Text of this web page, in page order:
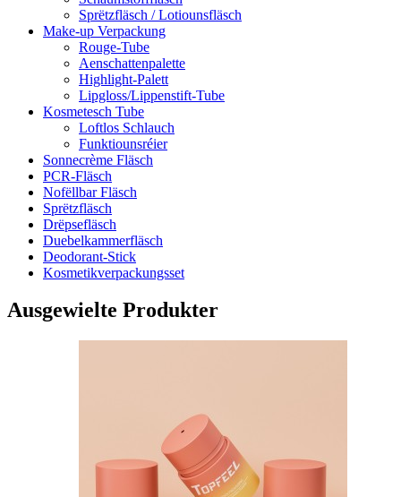
Sprëtzfläsch / Lotiounsfläsch
Make-up Verpackung
Rouge-Tube
Aenschattenpalette
Highlight-Palett
Lipgloss/Lippenstift-Tube
Kosmetesch Tube
Loftlos Schlauch
Funktiounsréier
Sonnecrème Fläsch
PCR-Fläsch
Nofëllbar Fläsch
Sprëtzfläsch
Drëpsefläsch
Duebelkammerfläsch
Deodorant-Stick
Kosmetikverpackungsset
Ausgewielte Produkter